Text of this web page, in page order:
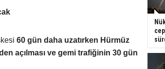
60 gün daha uzatırken Hürmüz
açılması ve gemi trafiğinin 30 gün